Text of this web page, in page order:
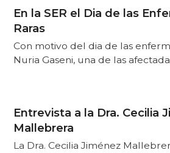
En la SER el Dia de las
Raras
Con motivo del dia de las
Nuria Gaseni, una de las
Entrevista a la Dra. Cecilia
Mallebrera
La Dra. Cecilia Jiménez